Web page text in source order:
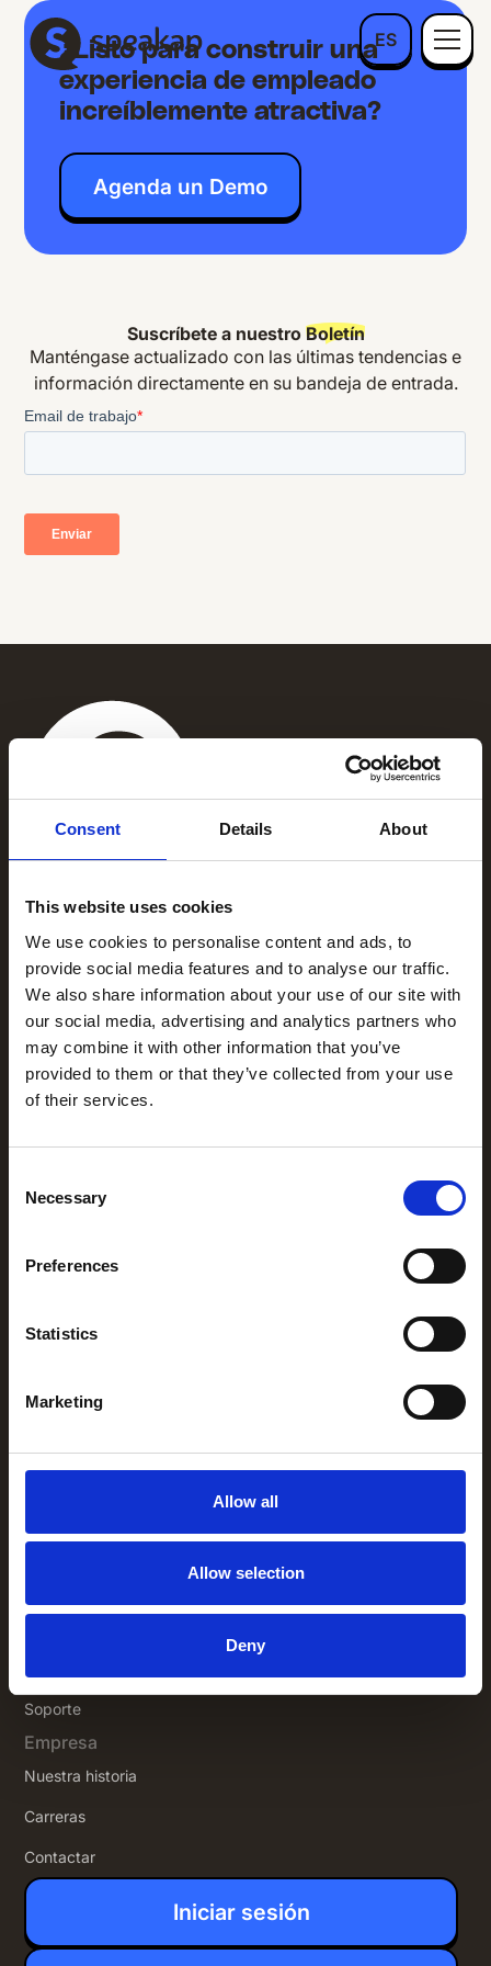
Consent Details About
This website uses cookies
We use cookies to personalise content and ads, to
provide social media features and to analyse our traffic.
We also share information about your use of our site with
our social media, advertising and analytics partners who
may combine it with other information that you’ve
provided to them or that they’ve collected from your use
of their services.
Selection
Necessary
Preferences
Statistics
Marketing
Allow all
Allow selection
Deny
ES
¿Listo para construir una
experiencia de empleado
increíblemente atractiva?
Agenda un Demo
Suscríbete a nuestro Boletín
Manténgase actualizado con las últimas tendencias e
información directamente en su bandeja de entrada.
1325 Avenue of the Americas,
York NY 10019
Soluciones
Aplicación empleados
Participación de los empleados
Comunicación con los empleados
Productos
Cómo funciona
Integraciones
Seguridad y cumplimiento
Perspectivas
Soporte
Empresa
Nuestra historia
Carreras
Contactar
Iniciar sesión